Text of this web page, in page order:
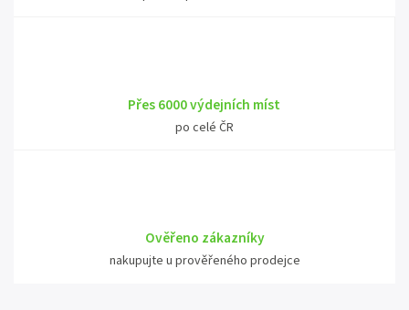
Přes 6000 výdejních míst
po celé ČR
Ověřeno zákazníky
nakupujte u prověřeného prodejce